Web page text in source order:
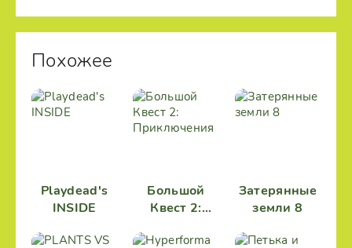
Похожее
Playdead's
INSIDE
Большой
Квест 2:
Затерянные
земли 8